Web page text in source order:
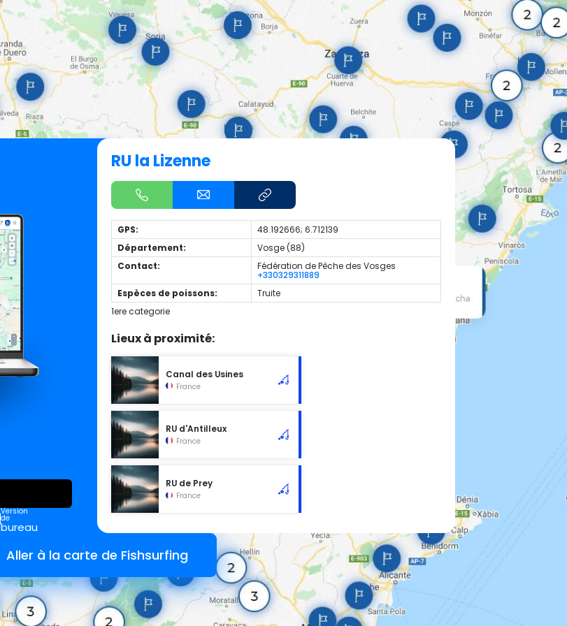
Version
de
bureau
RU la Lizenne
GPS:
48.192666; 6.712139
Département:
Vosge (88)
Contact:
Fédération de Pêche des Vosges
+330329311889
Espèces de poissons:
Truite
1ere categorie
Lieux à proximité:
Canal des Usines
France
RU d'Antilleux
France
RU de Prey
France
Aller à la carte de Fishsurfing